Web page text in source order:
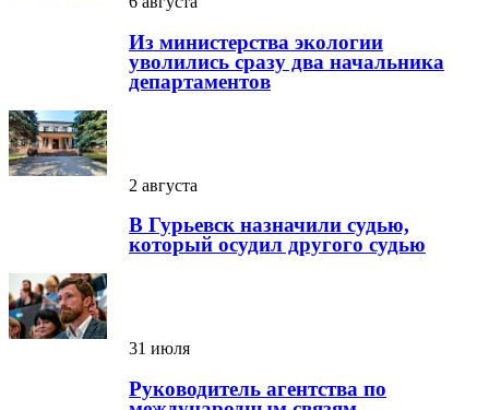
Из министерства экологии
уволились сразу два начальника
департаментов
2 августа
В Гурьевск назначили судью,
который осудил другого судью
31 июля
Руководитель агентства по